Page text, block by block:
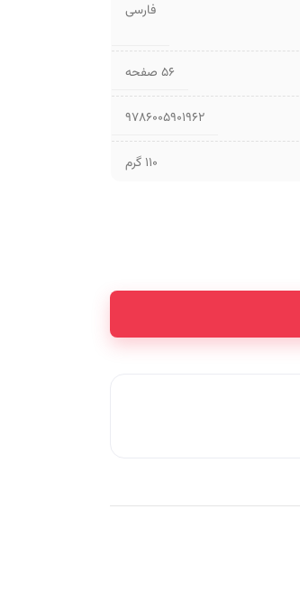
فارسی
۵۶ صفحه
9786005901962
110 گرم